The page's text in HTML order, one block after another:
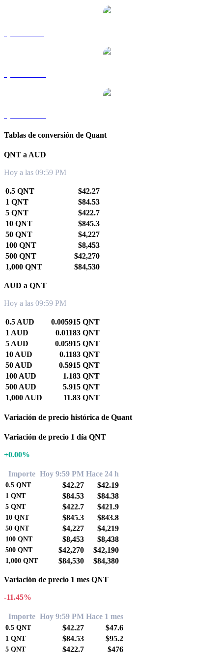
Tablas de conversión de Quant
QNT a AUD
Hoy a las 09:59 PM
0.5 QNT
$42.27
1 QNT
$84.53
5 QNT
$422.7
10 QNT
$845.3
50 QNT
$4,227
100 QNT
$8,453
500 QNT
$42,270
1,000 QNT
$84,530
AUD a QNT
Hoy a las 09:59 PM
0.5 AUD
0.005915 QNT
1 AUD
0.01183 QNT
5 AUD
0.05915 QNT
10 AUD
0.1183 QNT
50 AUD
0.5915 QNT
100 AUD
1.183 QNT
500 AUD
5.915 QNT
1,000 AUD
11.83 QNT
Variación de precio histórica de Quant
Variación de precio 1 día QNT
+0.00%
Importe Hoy 9:59 PM Hace 24 h
0.5 QNT $42.27 $42.19
1 QNT $84.53 $84.38
5 QNT $422.7 $421.9
10 QNT $845.3 $843.8
50 QNT $4,227 $4,219
100 QNT $8,453 $8,438
500 QNT $42,270 $42,190
1,000 QNT $84,530 $84,380
Variación de precio 1 mes QNT
-11.45%
Importe Hoy 9:59 PM Hace 1 mes
0.5 QNT $42.27 $47.6
1 QNT $84.53 $95.2
5 QNT $422.7 $476